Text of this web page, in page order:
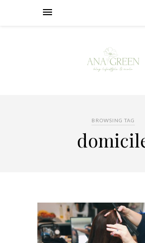
BROWSING TAG